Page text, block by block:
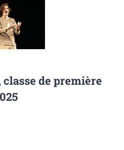
de
année
de première